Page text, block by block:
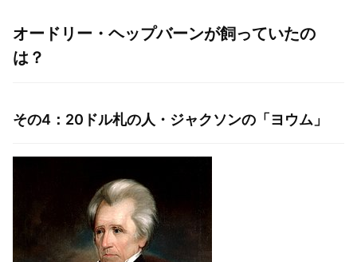
オードリー・ヘップバーンが飼っていたの
は？
その4：20ドル札の人・ジャクソンの「ヨウム」